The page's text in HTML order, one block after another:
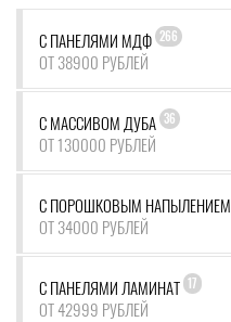
С ПАНЕЛЯМИ МДФ 266
ОТ 38900 РУБЛЕЙ
С МАССИВОМ ДУБА 36
ОТ 130000 РУБЛЕЙ
С ПОРОШКОВЫМ НАПЫЛЕНИЕМ
ОТ 34000 РУБЛЕЙ
С ПАНЕЛЯМИ ЛАМИНАТ 17
ОТ 42999 РУБЛЕЙ